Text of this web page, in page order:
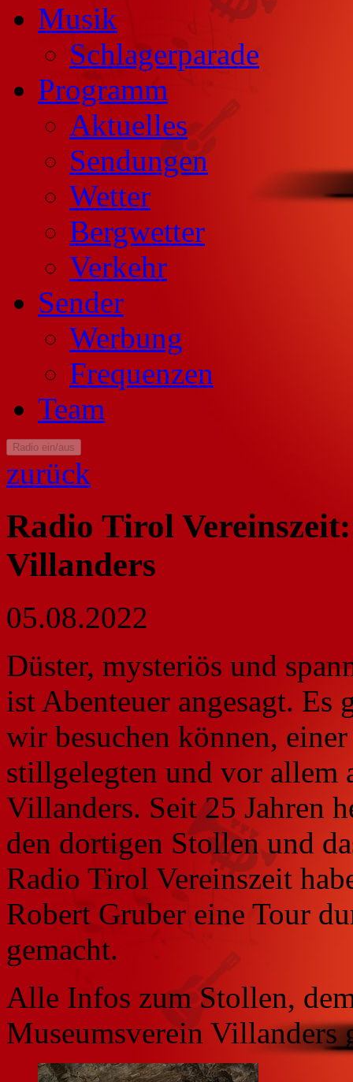
Musik
Schlagerparade
Programm
Aktuelles
Sendungen
Wetter
Bergwetter
Verkehr
Sender
Werbung
Frequenzen
Team
Radio ein/aus
zurück
Radio Tirol
Villanders
05.08.2022
Düster, mysteriös und
ist Abenteuer angesagt.
wir besuchen können,
stillgelegten und vor allem
Villanders. Seit 25 Jahren
den dortigen Stollen und
Radio Tirol Vereinszeit
Robert Gruber eine Tour
gemacht.
Alle Infos zum Stollen,
Museumsverein Villanders